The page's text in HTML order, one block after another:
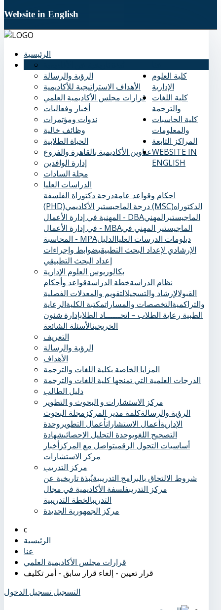
Website in English
الرئيسية
الرؤية والرسالة
الأهداف الاستراتيجية للأكاديمية
قرارات مجلس الأكاديمية العلمي
أخبار وفعاليات
ندوات ومؤتمرات
وظائف خالية
الحياة الطلابية
عناوين الأكاديمية بالقاهرة والفروع
إدارة الوافدين
كلية العلوم
الإدارية
مجلة السادات
الدراسات العليا
احكام وقواعد عامةدرجة دكتوراة الفلسفة
(PHD)
درجة الماجيستير الأكاديمي (MSC)الدكتوراه
المهنية في إدارة الأعمال - DBAالماجيستيرالمهني
في إدارة الأعمال - MBAالماجيستير المهني في
المحاسبة - MPA
دبلومات الدرسات العلياالدليل
الإرشادي لإعداد البحث التطبيقيضوابط وإجراءات
إعداد البحث التطبيقي
بكالوريوس العلوم الإدارية
نظام الدراسةخطة الدراسةقواعد وأحكام
القبولالإرشاد والتسجيلالتقويم والمعدلات الفصلية
والتراكميةالتخصصات والمساراتمكتبة الكليةالرعاية
الطبية ‏ رعاية الطلاب – اتحــــــاد الطلابإدارة شئون
الخريجينالأسئلة الشائعة
كلية اللغات
والترجمة
التعريف
الرؤية والرسالة
الأهداف
المزايا الخاصة بكلية اللغات والترجمة
الدرجات العلمية التي تمنحها كلية اللغات والترجمة
دليل الطالب
كلية الحاسبات
والمعلومات
المراكز التابعة
مركز الاستشارات و البحوث و التطوير
الرؤية والرسالةكلمة مدير المركز مجلة البحوث
الإداريةأعمال الاستشاراتأعمال التطوير وحدة
التصحيح اللغويوحدة التحليل الإحصائيشهادة
أساسيات التحول الرقميتواصل مع المركزأخبار
مركز الاستشارات
مركز التدريب
شروط الالتحاق بالبرامج التدريبيةنُبذة تاريخية عن
مركز التدريبفلسفة الأكاديمية في مجال
التدريبالخطة التدريبية
مركز الجمهورية الجديدة
WEBSITE IN
ENGLISH
الرئيسية
عنا
قرارات مجلس الأكاديمية العلمي
قرار تعيين - إلغاء قرار سابق - أمر تكليف
التسجيل تسجيل الدخول